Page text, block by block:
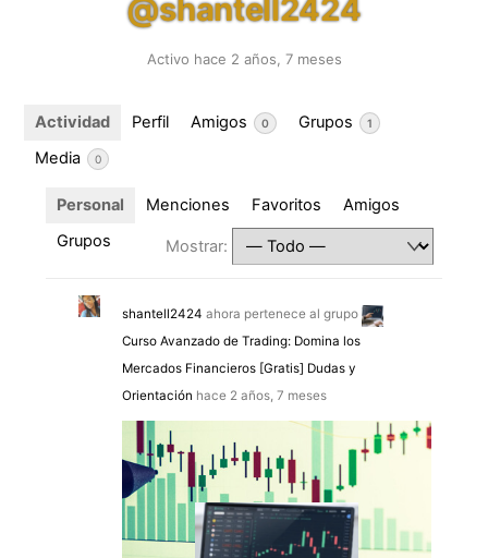
@shantell2424
Activo hace 2 años, 7 meses
Actividad Perfil Amigos 0 Grupos 1
Media 0
Personal Menciones Favoritos
Amigos
Grupos
Mostrar:
shantell2424 ahora pertenece al grupo
Curso Avanzado de Trading: Domina los
Mercados Financieros [Gratis] Dudas y
Orientación hace 2 años, 7 meses